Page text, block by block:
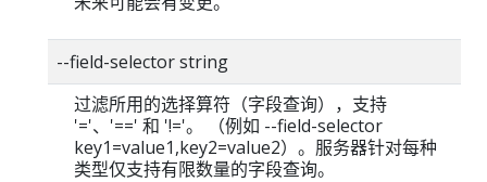
--field-selector string
过滤所用的选择算符（字段查询），支持
'='、'==' 和 '!='。 （例如 --field-selector
key1=value1,key2=value2）。服务器针对每种
类型仅支持有限数量的字段查询。